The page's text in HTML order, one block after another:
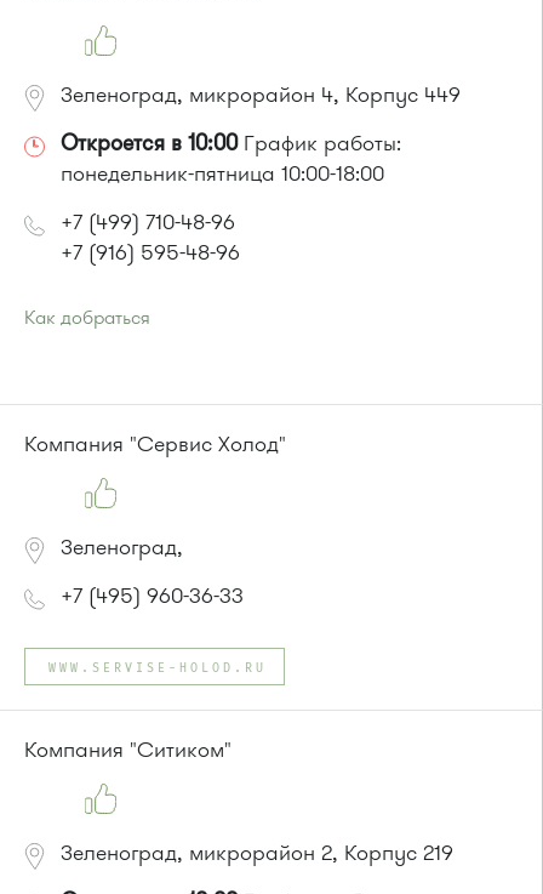
Зеленоград, микрорайон 4, Корпус 449
Откроется в 10:00График работы:
понедельник-пятница 10:00-18:00
+7 (499) 710-48-96
+7 (916) 595-48-96
Как добраться
Маршрутка № 408м, 419м
или до остановки"Товары для дома"
Автобусы № 1, 3, 8, 11, 19, 29, 32, 400, 400э.
Маршрутка № 408м, 419м, 476м
Компания "Сервис Холод"
Зеленоград,
+7 (495) 960-36-33
WWW.SERVISE-HOLOD.RU
Компания "Ситиком"
Зеленоград, микрорайон 2, Корпус 219